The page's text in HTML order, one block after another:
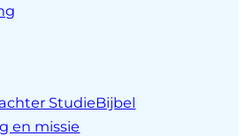
StudieBijbel
en missie